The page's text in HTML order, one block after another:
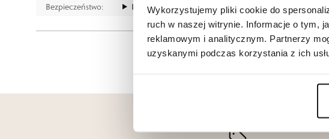
Wykorzystujemy pliki cookie do
ruch w naszej witrynie. Informacje o tym,
reklamowym i analitycznym. Partnerzy
uzyskanymi podczas korzystania z ich
Bezpieczeństwo:
Informacje o bezpieczeństwie